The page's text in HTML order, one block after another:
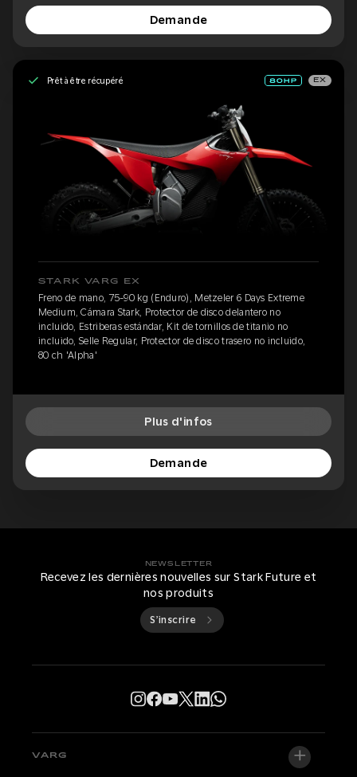
Demande
Prêt à être récupéré EX
STARK VARG EX
Freno de mano, 75-90 kg (Enduro), Metzeler 6 Days Extreme
Medium, Cámara Stark, Protector de disco delantero no
incluido, Estriberas estándar, Kit de tornillos de titanio no
incluido, Selle Regular, Protector de disco trasero no incluido,
80 ch 'Alpha'
Plus d'infos
Demande
NEWSLETTER
Recevez les dernières nouvelles sur Stark Future et
nos produits
S’inscrire
VARG